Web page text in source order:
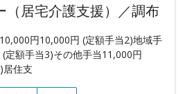
（居宅介護支援）／調布
円10,000円 (定額手当2)地域手
定額手当3)その他手当11,000円
居住支